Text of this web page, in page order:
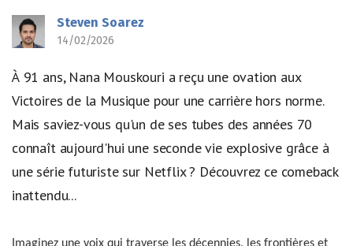
Steven Soarez
14/02/2026
À 91 ans, Nana Mouskouri a reçu une ovation aux
Victoires de la Musique pour une carrière hors norme.
Mais saviez-vous qu'un de ses tubes des années 70
connaît aujourd'hui une seconde vie explosive grâce à
une série futuriste sur Netflix ? Découvrez ce comeback
inattendu...
Imaginez une voix qui traverse les décennies, les frontières et